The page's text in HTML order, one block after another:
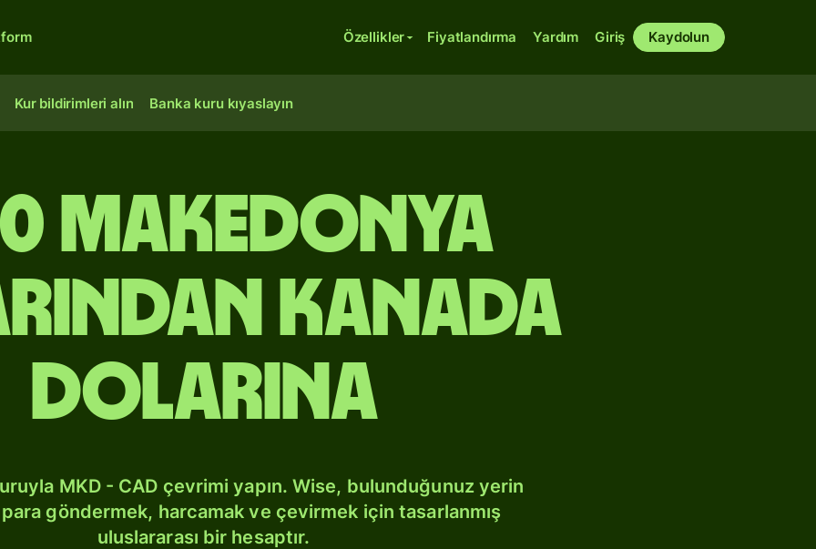
Özellikler Fiyatlandırma Yardım Giriş Kaydolun
Kur bildirimleri alın Banka kuru kıyaslayın
Makedonya
Kanada
dolarına
MKD - CAD çevrimi yapın. Wise, bulunduğunuz yerin
göndermek, harcamak ve çevirmek için tasarlanmış
uluslararası bir hesaptır.